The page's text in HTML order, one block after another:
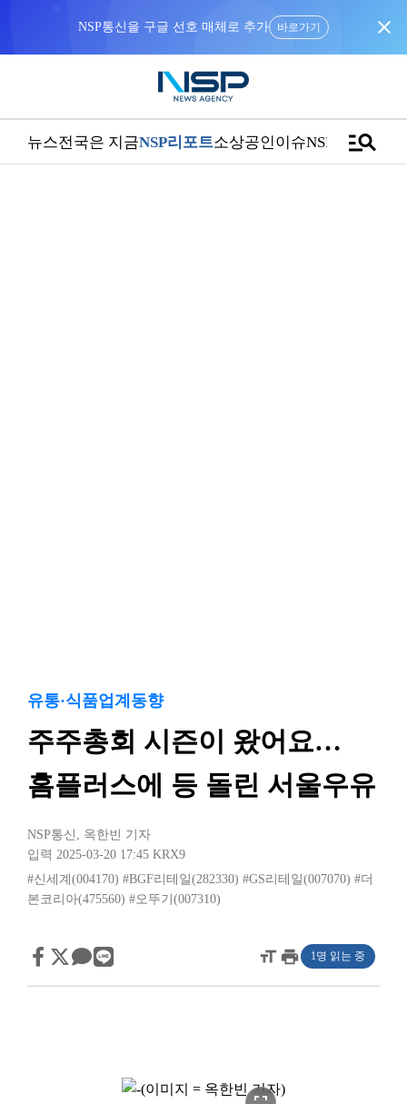
NSP통신을 구글 선호 매체로 추가 바로가기 close
뉴스전국은 지금NSP리포트소상공인이슈NSPTVmanage_search
유통·식품업계동향
주주총회 시즌이 왔어요…
홈플러스에 등 돌린 서울우유
NSP통신 , 옥한빈 기자
입력 2025-03-20 17:45 KRX9
#신세계(004170) #BGF리테일(282330) #GS리테일(007070) #더
본코리아(475560) #오뚜기(007310)
format_sizeprint 1명 읽는 중